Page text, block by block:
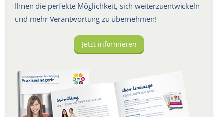
Ihnen die perfekte Möglichkeit, sich weiterzuentwickeln
und mehr Verantwortung zu übernehmen!
Jetzt informieren